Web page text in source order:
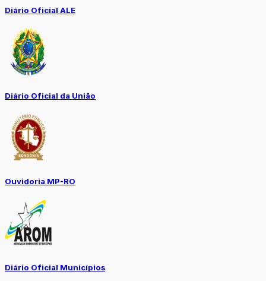
Diário Oficial ALE
Diário Oficial da União
Ouvidoria MP-RO
Diário Oficial Municípios